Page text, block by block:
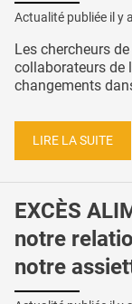
Actualité publiée il y a
Les chercheurs
collaborateurs de
changements
LIRE LA SUITE
EXCÈS
notre
notre